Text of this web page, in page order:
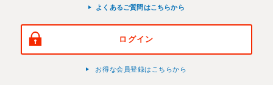
よくあるご質問はこちらから
ログイン
お得な会員登録はこちらから